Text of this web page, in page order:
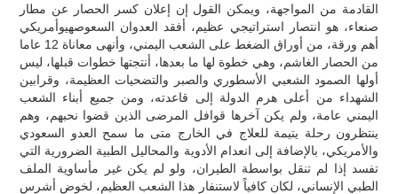
القادمة من المواجهة، ويمكن القول إن إعلان كسر الحصار عن مطار
صنعاء، هو انتصار استراتيجي عظيم، أفقد العدوان السعوصهيوأمريكي
أهم ورقة، من أوراق الضغط على الشعب اليمني، وأنهى معاناة 12 عاما
من الحصار الغاشم، وهي خطوة لها ما بعدها، أنتجتها خطوات قبلها، ليس
أولها الصمود الشعبي الأسطوري والصبر والتضحيات العظيمة، وقرابين
الشهداء من أعلى هرم الدولة إلى قاعدته، ومن جميع أبناء الشعب
اليمني عامة، ولم يكن آخرها قوافل المرضى الذين قضوا نحبهم، وهم
ينتظرون رحلة يتيمة للعلاج في الخارج متى ما سمح العدو السعودي
والأمريكي، بالإضافة إلى انعدام الأدوية والمحاليل الطبية الضرورية التي
تفسد إذا لم تنقل بواسطة الطيران، ولو لم يكن غير مأساوية الملف
الطبي الإنساني، لكان كافياً لاستنفار هذا الشعب العظيم، لخوض أشرس